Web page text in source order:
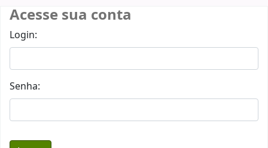
Acesse sua conta
Login:
Senha: